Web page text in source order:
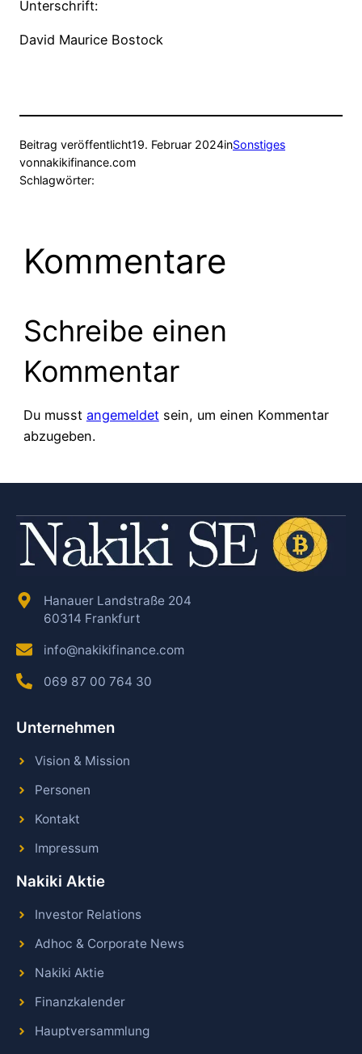
Unterschrift:
David Maurice Bostock
Beitrag veröffentlicht19. Februar 2024inSonstiges
vonnakikifinance.com
Schlagwörter:
Kommentare
Schreibe einen
Kommentar
Du musst angemeldetsein, um einen Kommentar
abzugeben.
Hanauer Landstraße 204
60314 Frankfurt
info@nakikifinance.com
069 87 00 764 30
Unternehmen
Vision & Mission
Personen
Kontakt
Impressum
Nakiki Aktie
Investor Relations
Adhoc & Corporate News
Nakiki Aktie
Finanzkalender
Hauptversammlung